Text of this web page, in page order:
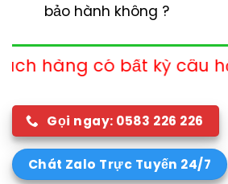
bảo hành không ?
kỳ câu hỏi nào về dịch
Gọi ngay: 0583 226 226
Chát Zalo Trực Tuyến 24/7